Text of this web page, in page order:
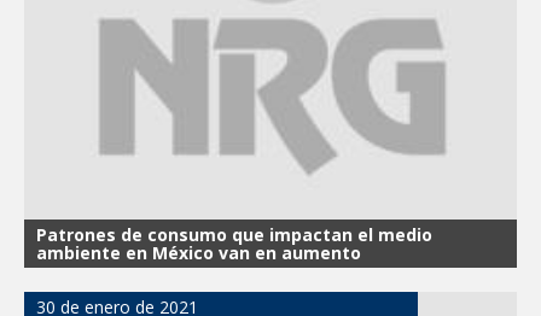
Patrones de consumo que impactan el medio
ambiente en México van en aumento
30 de enero de 2021